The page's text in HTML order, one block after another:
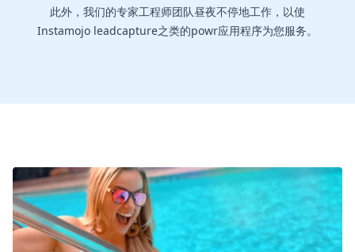
此外，我们的专家工程师团队昼夜不停地工作，以使
Instamojo leadcapture之类的powr应用程序为您服务。